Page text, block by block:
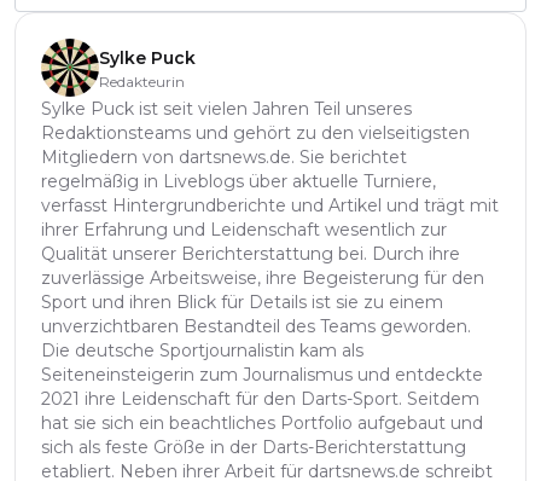
Sylke Puck
Redakteurin
Sylke Puck ist seit vielen Jahren Teil unseres
Redaktionsteams und gehört zu den vielseitigsten
Mitgliedern von dartsnews.de. Sie berichtet
regelmäßig in Liveblogs über aktuelle Turniere,
verfasst Hintergrundberichte und Artikel und trägt mit
ihrer Erfahrung und Leidenschaft wesentlich zur
Qualität unserer Berichterstattung bei. Durch ihre
zuverlässige Arbeitsweise, ihre Begeisterung für den
Sport und ihren Blick für Details ist sie zu einem
unverzichtbaren Bestandteil des Teams geworden.
Die deutsche Sportjournalistin kam als
Seiteneinsteigerin zum Journalismus und entdeckte
2021 ihre Leidenschaft für den Darts-Sport. Seitdem
hat sie sich ein beachtliches Portfolio aufgebaut und
sich als feste Größe in der Darts-Berichterstattung
etabliert. Neben ihrer Arbeit für dartsnews.de schreibt